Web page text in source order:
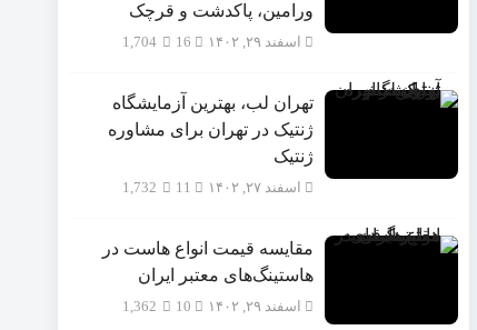
ورامین، پاکدشت و قرچک
اسفند ۲۹, ۱۴۰۲ 1,704
تهران لب، بهترین آزمایشگاه
ژنتیک در تهران برای مشاوره
ژنتیک
اسفند ۲۷, ۱۴۰۲ 1,732
مقایسه قیمت انواع هاست در
هاستینگ‌های معتبر ایران
اسفند ۲۹, ۱۴۰۲ 1,362